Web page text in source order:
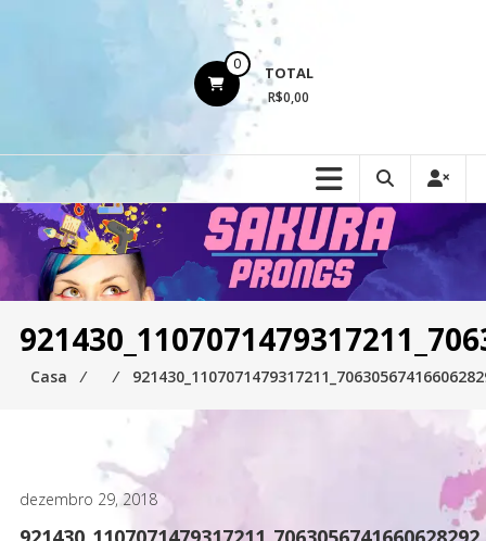
0 TOTAL
R$0,00
Casa ⁄ ⁄
dezembro 29, 2018